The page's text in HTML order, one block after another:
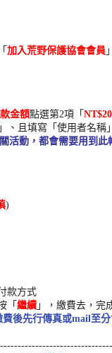
加入荒野保護協會會員 」
金額點選第2項「
、且填寫「使用者名稱
活動，都會需要用到此
)
款方式
「 繼續 」，繳費去，完
後先行傳真或mail至